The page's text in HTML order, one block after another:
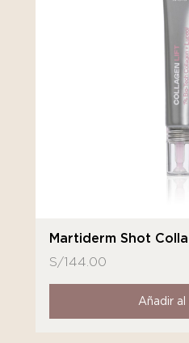
Martiderm Shot
S/144.00
Añadir